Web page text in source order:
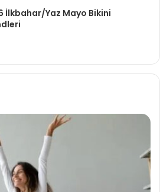
İlkbahar/Yaz Mayo Bikini